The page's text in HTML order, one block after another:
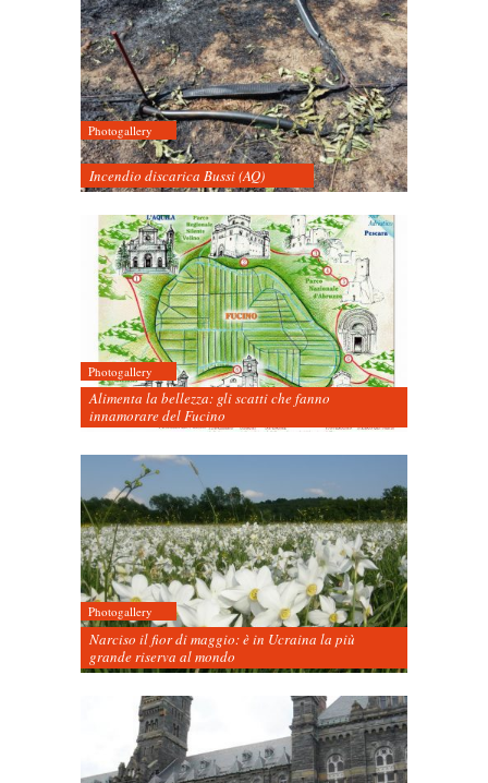
Photogallery
Incendio discarica Bussi (AQ)
Photogallery
Alimenta la bellezza: gli scatti che fanno
innamorare del Fucino
Photogallery
Narciso il fior di maggio: è in Ucraina la più
grande riserva al mondo